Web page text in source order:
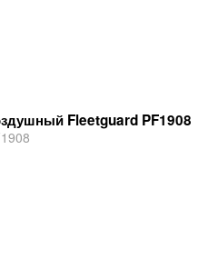
Fleetguard PF1908